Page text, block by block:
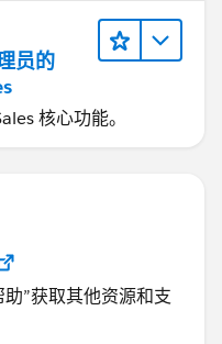
员的
核心功能。
”获取其他资源和支